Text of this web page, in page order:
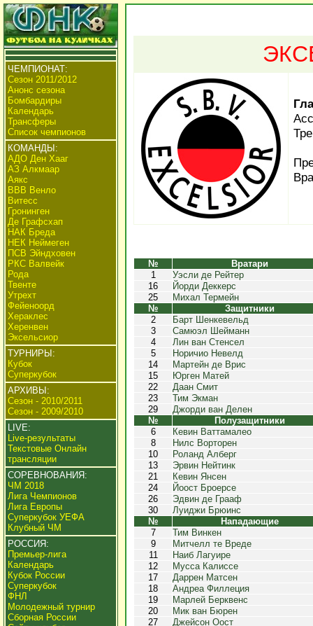
ЧЕМПИОНАТ:
Сезон 2011/2012
Анонс сезона
Бомбардиры
Календарь
Трансферы
Список чемпионов
КОМАНДЫ:
АДО Ден Хааг
АЗ Алкмаар
Аякс
ВВВ Венло
Витесс
Гронинген
Де Графсхап
НАК Бреда
НЕК Неймеген
ПСВ Эйндховен
РКС Валвейк
Рода
Твенте
Утрехт
Фейеноорд
Хераклес
Херенвен
Эксельсиор
ТУРНИРЫ:
Кубок
Суперкубок
АРХИВЫ:
Сезон - 2010/2011
Сезон - 2009/2010
LIVE:
Live-результаты
Текстовые Онлайн
трансляции
СОРЕВНОВАНИЯ:
ЧМ 2018
Лига Чемпионов
Лига Европы
Суперкубок УЕФА
Клубный ЧМ
РОССИЯ:
Премьер-лига
Календарь
Кубок России
Суперкубок
ФНЛ
Молодежный турнир
Сборная России
№
Вратари
1
Уэсли де Рейтер
16
Йорди Деккерс
25
Михал Термейн
№
Защитники
2
Барт Шенкевельд
3
Самюэл Шейманн
4
Лин ван Стенсел
5
Норичио Невелд
14
Мартейн де Врис
15
Юрген Матей
22
Даан Смит
23
Тим Экман
29
Джорди ван Делен
№
Полузащитники
6
Кевин Ваттамалео
8
Нилс Ворторен
10
Роланд Алберг
13
Эрвин Нейтинк
21
Кевин Янсен
24
Йоост Броерсе
26
Эдвин де Грааф
30
Луиджи Брюинс
№
Нападающие
7
Тим Винкен
9
Митчелл те Вреде
11
Наиб Лагуире
12
Мусса Калиссе
17
Даррен Матсен
18
Андреа Филлеция
19
Марлей Берквенс
20
Мик ван Бюрен
27
Джейсон Оост